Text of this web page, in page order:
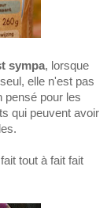
sympa, lorsque
elle n'est pas
pensé pour les
qui peuvent avoir
tout à fait fait